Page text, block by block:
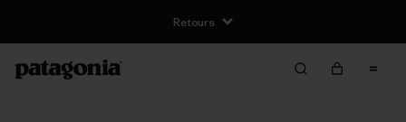
Retours